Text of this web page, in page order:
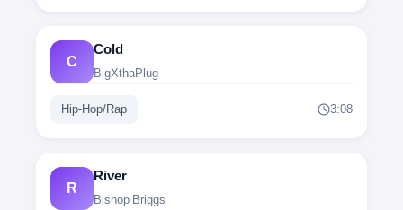
Nhưng tôi luôn chạy trốn
우울한 내 세상의 색깔은 Black
처음과 끝은 변해 흑과 백
C
Cold
BigXthaPlug
Hip-Hop/Rap
3:08
R
River
Bishop Briggs